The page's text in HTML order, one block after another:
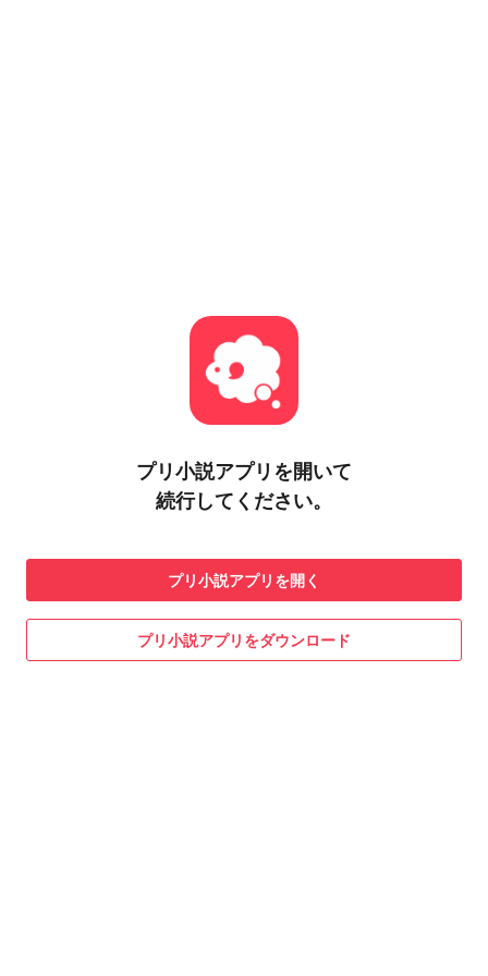
プリ小説アプリを開いて
続行してください。
プリ小説アプリを開く
プリ小説アプリをダウンロード